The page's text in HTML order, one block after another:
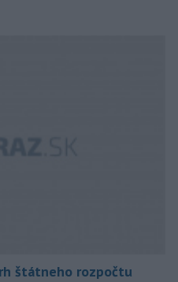
štátneho rozpočtu